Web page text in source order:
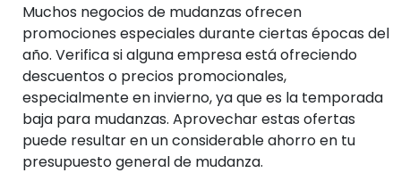
Muchos negocios de mudanzas ofrecen
promociones especiales durante ciertas épocas del
año. Verifica si alguna empresa está ofreciendo
descuentos o precios promocionales,
especialmente en invierno, ya que es la temporada
baja para mudanzas. Aprovechar estas ofertas
puede resultar en un considerable ahorro en tu
presupuesto general de mudanza.